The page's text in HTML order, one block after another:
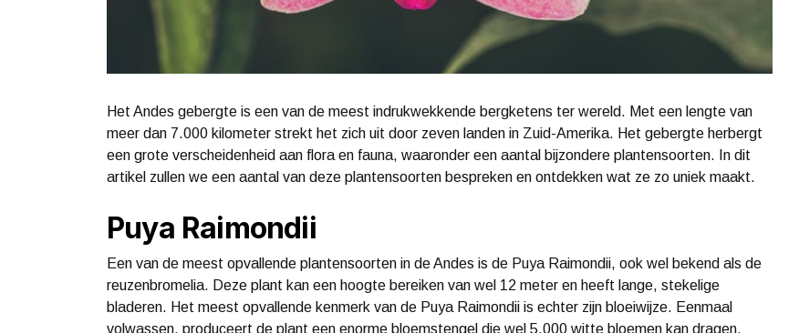
Het Andes gebergte is een van de meest indrukwekkende bergketens ter wereld. Met een lengte van
meer dan 7.000 kilometer strekt het zich uit door zeven landen in Zuid-Amerika. Het gebergte herbergt
een grote verscheidenheid aan flora en fauna, waaronder een aantal bijzondere plantensoorten. In dit
artikel zullen we een aantal van deze plantensoorten bespreken en ontdekken wat ze zo uniek maakt.
Puya Raimondii
Een van de meest opvallende plantensoorten in de Andes is de Puya Raimondii, ook wel bekend als de
reuzenbromelia. Deze plant kan een hoogte bereiken van wel 12 meter en heeft lange, stekelige
bladeren. Het meest opvallende kenmerk van de Puya Raimondii is echter zijn bloeiwijze. Eenmaal
volwassen, produceert de plant een enorme bloemstengel die wel 5.000 witte bloemen kan dragen.